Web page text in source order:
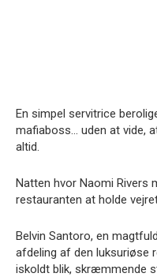
En simpel servitrice
mafiaboss… uden at vide,
altid.
Natten hvor Naomi Rivers
restauranten at holde
Belvin Santoro, en
afdeling af den luksuriøse
iskoldt blik, skræmmende